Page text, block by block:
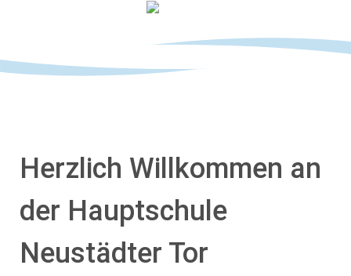
Herzlich Willkommen an
der Hauptschule
Neustädter Tor